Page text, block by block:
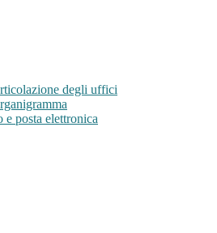
degli uffici
e posta elettronica